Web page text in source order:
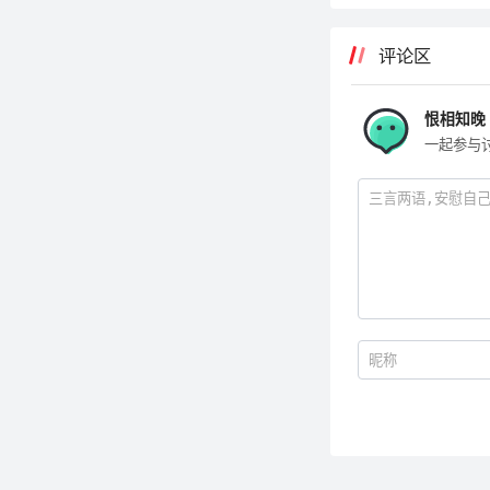
评论区
恨相知晚
一起参与